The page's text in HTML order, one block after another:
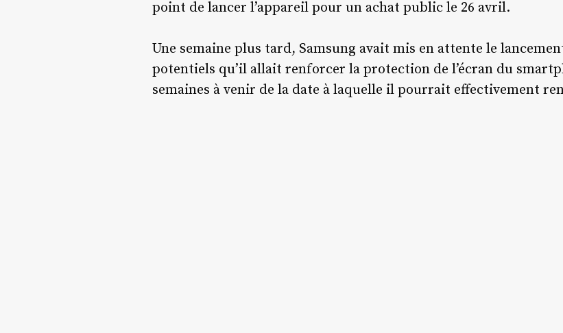
point de lancer l’appareil pour un achat public le 26 avril.
Une semaine plus tard, Samsung avait mis en attente le
potentiels qu’il allait renforcer la protection de l’écran du
semaines à venir de la date à laquelle il pourrait effectivement